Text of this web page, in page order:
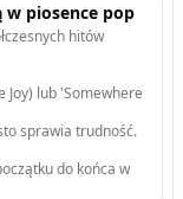
piosence pop
hitów
Joy) lub 'Somewhere
sprawia trudność.
do końca w